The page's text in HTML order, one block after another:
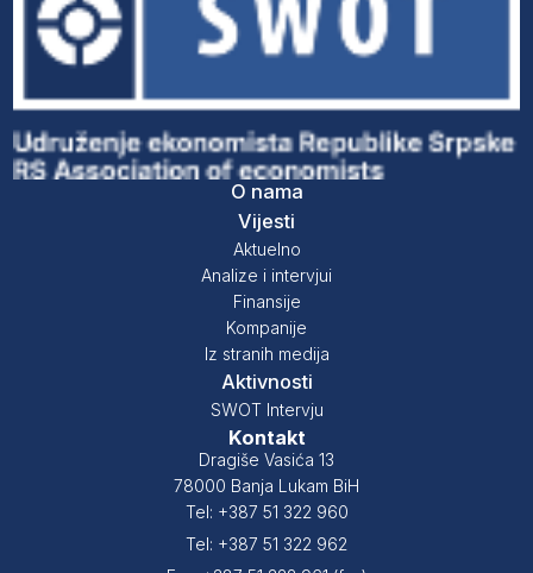
O nama
Vijesti
Aktuelno
Analize i intervjui
Finansije
Kompanije
Iz stranih medija
Aktivnosti
SWOT Intervju
Kontakt
Dragiše Vasića 13
78000 Banja Lukam BiH
Tel: +387 51 322 960
Tel: +387 51 322 962